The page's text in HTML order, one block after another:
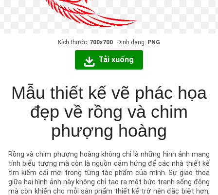
Kích thước: 700x700 Định dạng: PNG
Tải xuống
Mẫu thiết kế vẽ phác họa
đẹp về rồng và chim
phượng hoàng
Rồng và chim phượng hoàng không chỉ là những hình ảnh mang
tính biểu tượng mà còn là nguồn cảm hứng để các nhà thiết kế
tìm kiếm cái mới trong từng tác phẩm của mình. Sự giao thoa
giữa hai hình ảnh này không chỉ tạo ra một bức tranh sống động
mà còn khiến cho mỗi sản phẩm thiết kế trở nên đặc biệt hơn,